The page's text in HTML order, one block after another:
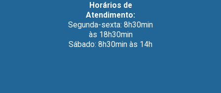
Horários de
Atendimento:
Segunda-sexta: 8h30min
às 18h30min
Sábado: 8h30min às 14h